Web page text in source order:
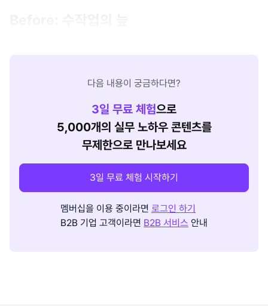
다음 내용이 궁금하다면?
3일 무료 체험으로
5,000개의 실무 노하우 콘텐츠를
무제한으로 만나보세요
3일 무료 체험 시작하기
멤버십을 이용 중이라면 로그인 하기
B2B 기업 고객이라면 B2B 서비스 안내